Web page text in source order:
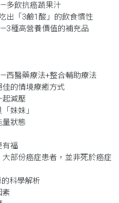
多飲抗癌蔬果汁
出「3鹼1酸」的飲食慣性
種高營養價值的補充品
西醫藥療法+整合輔助療法
的情境療癒方式
起減壓
妹妹」
量狀態
有福
部份癌症患者，並非死於癌症
科學解析
素